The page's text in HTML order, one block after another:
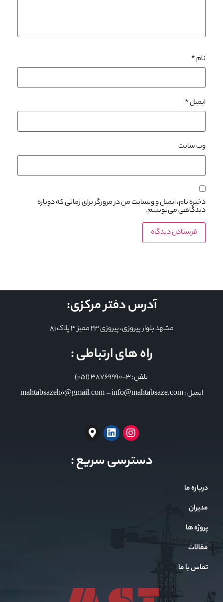
نام*
ایمیل*
وب‌ سایت
ذخیره نام، ایمیل و وبسایت من در مرورگر برای زمانی که دوباره
دیدگاهی می‌نویسم.
آدرس دفتر مرکزی:
مشهد بلوار پیروزی، پیروزی 23 ممیز 3 پلاک 81
راه های ارتباطی :
تلفن: 3-38769990 (051)
ایمیل : mahtabsazeh0@gmail.com – info@mahtabsaze.com
دسترسی سریع :
درباره ما
مدیران
پروژه ها
مقالات
تماس با ما